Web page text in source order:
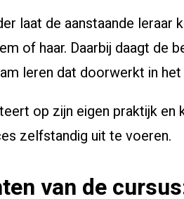
laat de aanstaande leraar
of haar. Daarbij daagt de
leren dat doorwerkt in
op zijn eigen praktijk en
zelfstandig uit te voeren.
van de